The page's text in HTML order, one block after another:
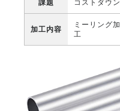
課題 コストダウン
加工内容
ミーリング加
工